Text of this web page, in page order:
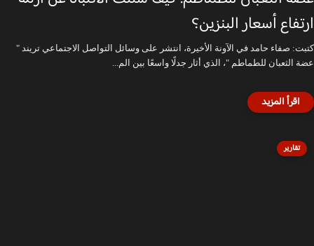
ارتفاع أسعار البنزين؟
كتبت: صفاء حامد في الآونة الأخيرة، انتشر على وسائل التواصل الاجتماعي تريند "
عضة الثعبان للطماطم "، الذي أثار جدلًا واسعًا بين الم...
تقارير